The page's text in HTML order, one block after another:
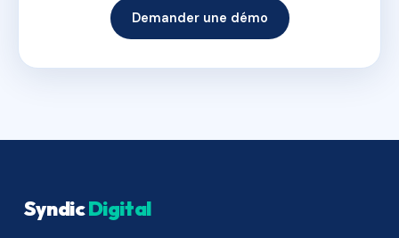
Demander une démo
SyndicDigital